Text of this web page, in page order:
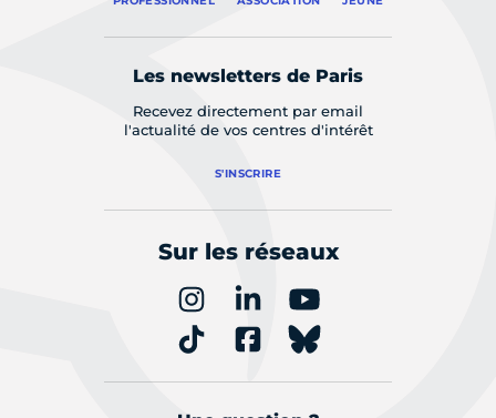
Les newsletters de Paris
Recevez directement par email
l'actualité de vos centres d'intérêt
S'INSCRIRE
Sur les réseaux